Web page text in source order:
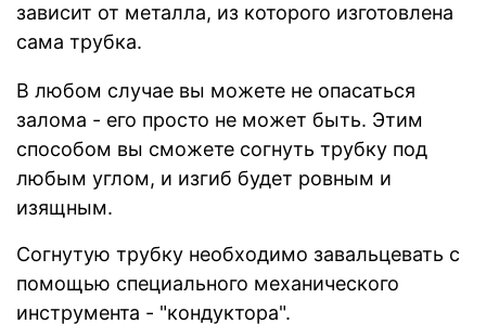
зависит от металла, из которого изготовлена
сама трубка.
В любом случае вы можете не опасаться
залома - его просто не может быть. Этим
способом вы сможете согнуть трубку под
любым углом, и изгиб будет ровным и
изящным.
Согнутую трубку необходимо завальцевать с
помощью специального механического
инструмента - "кондуктора".